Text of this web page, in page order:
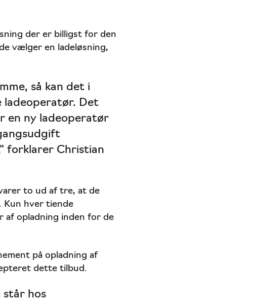
der er billigst for den
vælger en ladeløsning,
så kan det i
ladeoperatør. Det
en ny ladeoperatør
forklarer Christian
to ud af tre, at de
Kun hver tiende
af opladning inden for de
på opladning af
dette tilbud.
hos